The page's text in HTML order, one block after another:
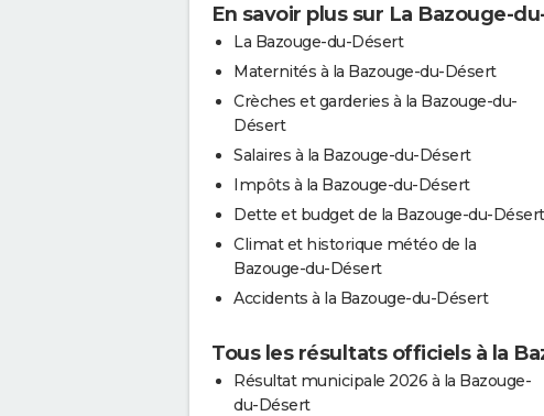
En savoir plus sur La Bazouge-
La Bazouge-du-Désert
Maternités à la Bazouge-du-Désert
Crèches et garderies à la Bazouge-du-
Désert
Salaires à la Bazouge-du-Désert
Impôts à la Bazouge-du-Désert
Dette et budget de la Bazouge-du-Désert
Climat et historique météo de la
Bazouge-du-Désert
Accidents à la Bazouge-du-Désert
Tous les résultats officiels à la
Résultat municipale 2026 à la Bazouge-
du-Désert